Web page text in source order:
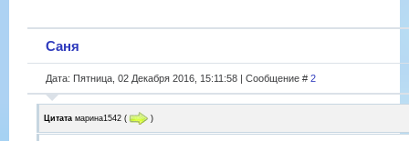
Саня
Дата: Пятница, 02 Декабря 2016, 15:11:58 | Сообщение # 2
Цитата марина1542 ( )